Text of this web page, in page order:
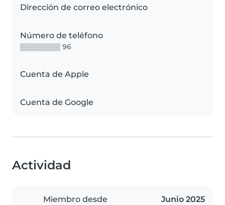
Dirección de correo electrónico
Número de teléfono
▒▒▒▒▒▒▒▒ 96
Cuenta de Apple
Cuenta de Google
Actividad
Miembro desde Junio 2025